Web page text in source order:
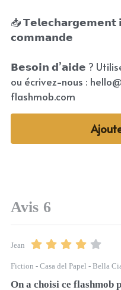
📥 𝗧𝗲𝗹𝗲𝗰𝗵𝗮𝗿𝗴𝗲𝗺𝗲𝗻𝘁
𝗰𝗼𝗺𝗺𝗮𝗻𝗱𝗲
𝗕𝗲𝘀𝗼𝗶𝗻 𝗱’𝗮𝗶𝗱𝗲 ?
ou écrivez-nous :
flashmob.com
Avis 6
Jean
Fiction - Casa del Papel - Bella
On a choisi ce flashmob